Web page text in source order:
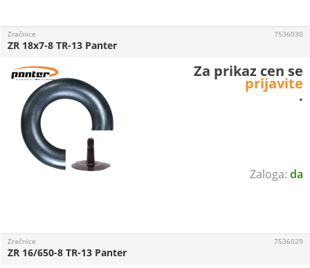
da
Zračnice
ZR 18x7-8 TR-13 Panter
7536030
Za prikaz cen se
prijavite
.
Zračnice
ZR 16/650-8 TR-13 Panter
7536029